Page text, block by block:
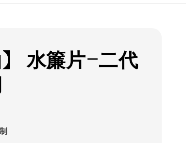
】 水簾片-二代